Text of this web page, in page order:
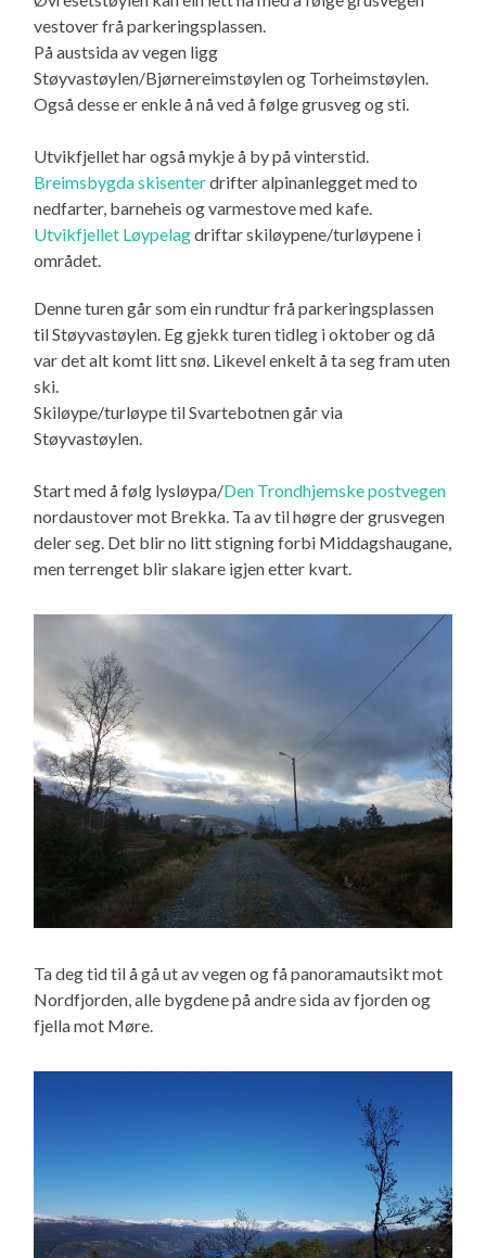
vestover frå parkeringsplassen.
På austsida av vegen ligg
Støyvastøylen/Bjørnereimstøylen og Torheimstøylen.
Også desse er enkle å nå ved å følge grusveg og sti.
Utvikfjellet har også mykje å by på vinterstid.
Breimsbygda skisenterdrifter alpinanlegget med to
nedfarter, barneheis og varmestove med kafe.
Utvikfjellet Løypelagdriftar skiløypene/turløypene i
området.
Denne turen går som ein rundtur frå parkeringsplassen
til Støyvastøylen. Eg gjekk turen tidleg i oktober og då
var det alt komt litt snø. Likevel enkelt å ta seg fram uten
ski.
Skiløype/turløype til Svartebotnen går via
Støyvastøylen.
Start med å følg lysløypa/Den Trondhjemske postvegen
nordaustover mot Brekka. Ta av til høgre der grusvegen
deler seg. Det blir no litt stigning forbi Middagshaugane,
men terrenget blir slakare igjen etter kvart.
Ta deg tid til å gå ut av vegen og få panoramautsikt mot
Nordfjorden, alle bygdene på andre sida av fjorden og
fjella mot Møre.